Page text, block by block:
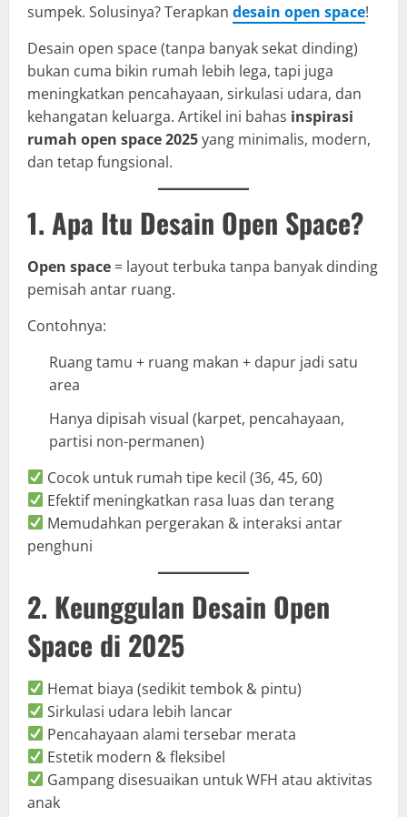
sumpek. Solusinya? Terapkan desain open space!
Desain open space (tanpa banyak sekat dinding)
bukan cuma bikin rumah lebih lega, tapi juga
meningkatkan pencahayaan, sirkulasi udara, dan
kehangatan keluarga. Artikel ini bahas inspirasi
rumah open space 2025yang minimalis, modern,
dan tetap fungsional.
1. Apa Itu Desain Open Space?
Open space = layout terbuka tanpa banyak dinding
pemisah antar ruang.
Contohnya:
Ruang tamu + ruang makan + dapur jadi satu
area
Hanya dipisah visual (karpet, pencahayaan,
partisi non-permanen)
Cocok untuk rumah tipe kecil (36, 45, 60)
Efektif meningkatkan rasa luas dan terang
Memudahkan pergerakan & interaksi antar
penghuni
2. Keunggulan Desain Open
Space di 2025
Hemat biaya (sedikit tembok & pintu)
Sirkulasi udara lebih lancar
Pencahayaan alami tersebar merata
Estetik modern & fleksibel
Gampang disesuaikan untuk WFH atau aktivitas
anak